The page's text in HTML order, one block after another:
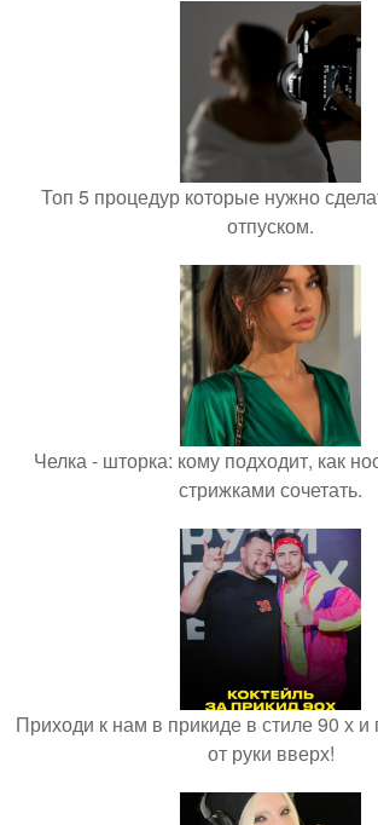
Топ 5 процедур которые нужно
отпуском.
Челка - шторка: кому подходит, как
стрижками сочетать.
Приходи к нам в прикиде в стиле 90 х и
от руки вверх!